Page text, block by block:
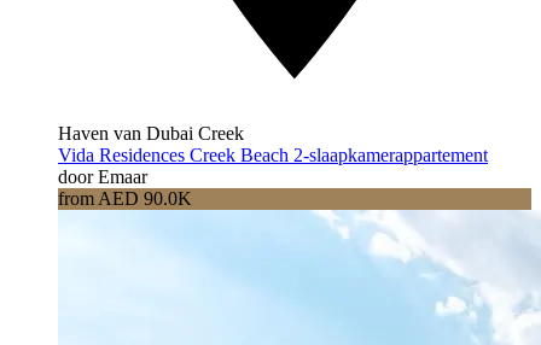
Haven van Dubai Creek
Vida Residences Creek Beach 2-slaapkamerappartement
door Emaar
from AED 90.0K